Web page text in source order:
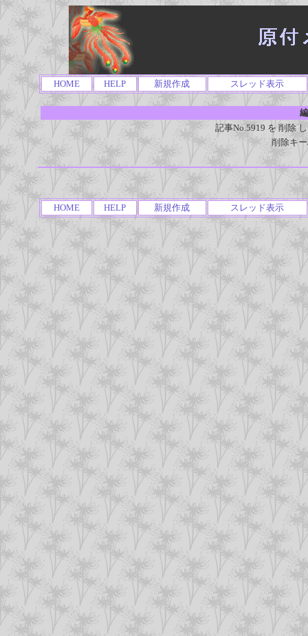
HOME HELP 新規作成 スレッド表示
記事No.5919 を 削除
削除キ
HOME HELP 新規作成 スレッド表示